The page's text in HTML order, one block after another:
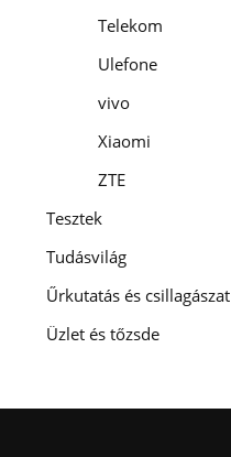
Telekom
Ulefone
vivo
Xiaomi
ZTE
Tesztek
Tudásvilág
Űrkutatás és csillagászat
Üzlet és tőzsde